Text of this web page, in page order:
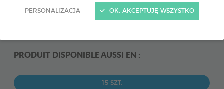
PERSONALIZACJA OK, AKCEPTUJĘ WSZYSTKO
PRODUIT DISPONIBLE AUSSI EN :
15 SZT.